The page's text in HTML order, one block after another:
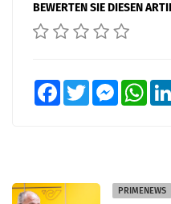
BEWERTEN SIE DIESEN
FacebookTwitter Messenger
PRIMENEWS